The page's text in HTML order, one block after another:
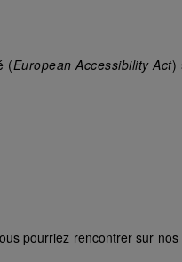
(European Accessibility Act)
pourriez rencontrer sur